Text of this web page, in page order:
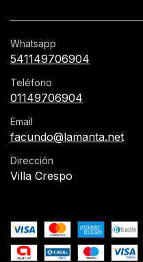
Whatsapp
541149706904
Teléfono
01149706904
Email
facundo@lamanta.net
Dirección
Villa Crespo